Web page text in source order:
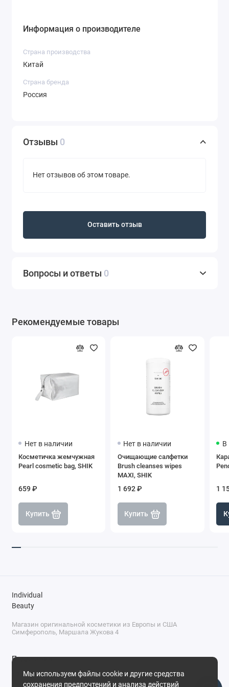
Информация о производителе
Страна производства
Китай
Страна бренда
Россия
Отзывы 0
Нет отзывов об этом товаре.
Оставить отзыв
Вопросы и ответы 0
Рекомендуемые товары
Нет в наличии
Косметичка жемчужная
Pearl cosmetic bag, SHIK
659 ₽
Купить
Нет в наличии
Очищающие салфетки
Brush cleanses wipes
MAXI, SHIK
1 692 ₽
Купить
В
1
Мы используем файлы cookie и другие средства
сохранения предпочтений и анализа действий
Individual
Beauty
Магазин оригинальной косметики из Европы и США
Симферополь, Маршала Жукова 4
Поддержка
+7 (978) 586-46-46